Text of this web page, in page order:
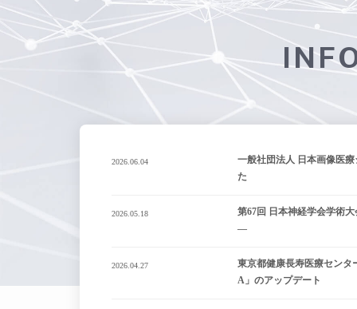
2026.06.04
一般社団法人 日本画像医
た
2026.05.18
第67回 日本神経学会学術
—
2026.04.27
東京都健康長寿医療セン
A」のアップデート